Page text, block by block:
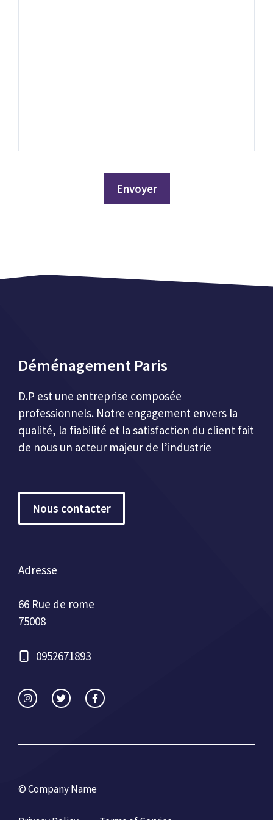
Déménagement Paris
D.P est une entreprise composée
professionnels. Notre engagement envers la
qualité, la fiabilité et la satisfaction du client fait
de nous un acteur majeur de l’industrie
Nous contacter
Adresse
66 Rue de rome
75008
0952671893
© Company Name